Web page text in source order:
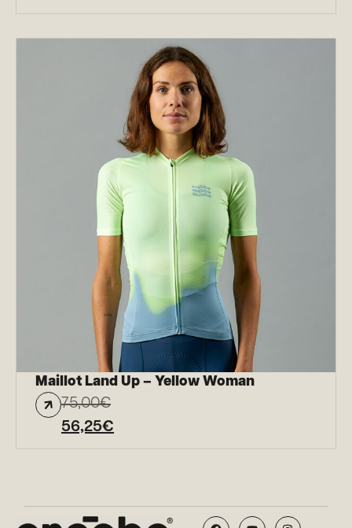
Maillot Land Up – Yellow Woman
75,00€
56,25€